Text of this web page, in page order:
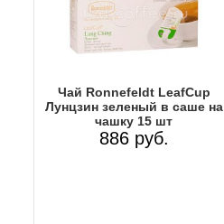
Чай Ronnefeldt LeafCup
Лунцзин зеленый в саше на
чашку 15 шт
886 руб.